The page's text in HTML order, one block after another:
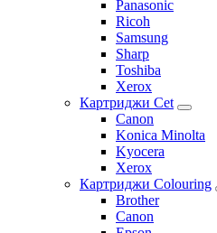
Panasonic
Ricoh
Samsung
Sharp
Toshiba
Xerox
Картриджи Cet
Canon
Konica Minolta
Kyocera
Xerox
Картриджи Colouring
Brother
Canon